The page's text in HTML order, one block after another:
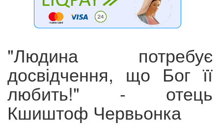
"Людина потребує
досвідчення, що Бог її
любить!" - отець
Кшиштоф Червьонка